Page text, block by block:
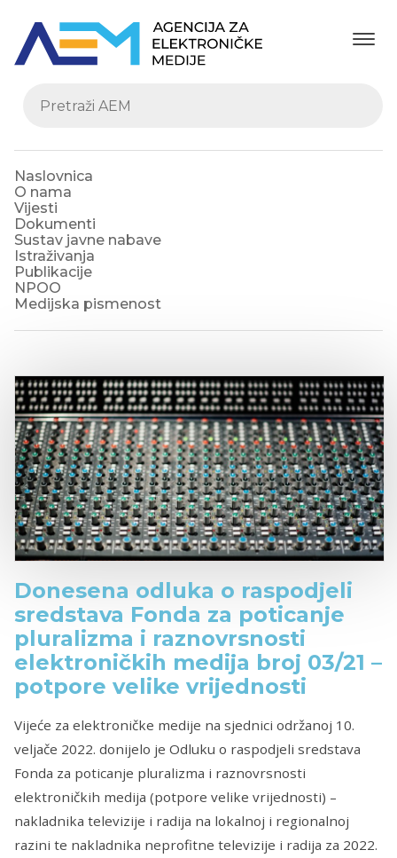
Naslovnica
O nama
Vijesti
Dokumenti
Sustav javne nabave
Istraživanja
Publikacije
NPOO
Medijska pismenost
Donesena odluka o raspodjeli
sredstava Fonda za poticanje
pluralizma i raznovrsnosti
elektroničkih medija broj 03/21 –
potpore velike vrijednosti
Vijeće za elektroničke medije na sjednici održanoj 10.
veljače 2022. donijelo je Odluku o raspodjeli sredstava
Fonda za poticanje pluralizma i raznovrsnosti
elektroničkih medija (potpore velike vrijednosti) –
nakladnika televizije i radija na lokalnoj i regionalnoj
razini te nakladnika neprofitne televizije i radija za 2022.